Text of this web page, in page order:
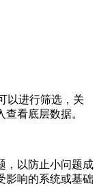
以进行筛选，关
看底层数据。
以防止小问题成
影响的系统或基础